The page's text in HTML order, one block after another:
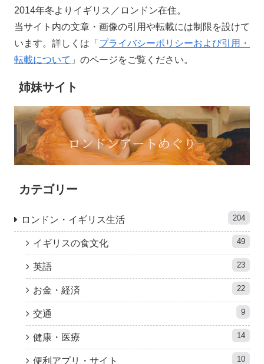
2014年冬よりイギリス／ロンドン在住。
当サイト内の文章・画像の引用や転載には制限を設けて
います。詳しくは「 プライバシーポリシーおよび引用・
転載について 」のページをご覧ください。
姉妹サイト
カテゴリー
ロンドン・イギリス生活 204
イギリスの食文化 49
英語 23
お金・経済 22
交通 9
健康・医療 14
便利アプリ・サイト 10